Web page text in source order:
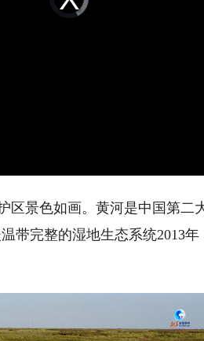
loading.
区景色如画。黄河是中国第二
带完整的湿地生态系统2013